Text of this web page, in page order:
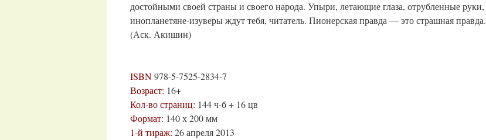
достойными своей страны и своего народа. Упыри, летающие глаза, отрубленные руки,
инопланетяне-изуверы ждут тебя, читатель. Пионерская правда — это страшная правда.
(Аск. Акишин)
ISBN978-5-7525-2834-7
Возраст: 16+
Кол-во страниц: 144 ч-б + 16 цв
Формат: 140 х 200 мм
1-й тираж: 26 апреля 2013